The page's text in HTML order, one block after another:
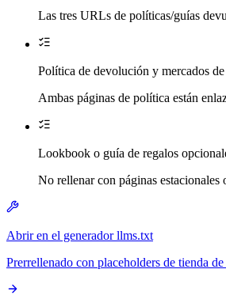
Las tres URLs de políticas/guías
Política de devolución y mercados
Ambas páginas de política están
Lookbook o guía de regalos
No rellenar con páginas estacionales
Abrir en el generador llms.txt
Prerrellenado con placeholders de tienda